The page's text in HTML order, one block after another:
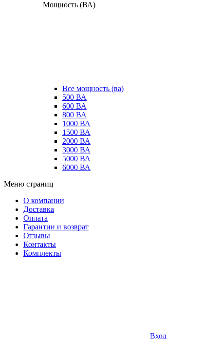
Мощность (ВА)
Все мощность (ва)
500 ВА
600 ВА
800 ВА
1000 ВА
1500 ВА
2000 ВА
3000 ВА
5000 ВА
6000 ВА
Меню страниц
О компании
Доставка
Оплата
Гарантии и возврат
Отзывы
Контакты
Комплекты
Вход